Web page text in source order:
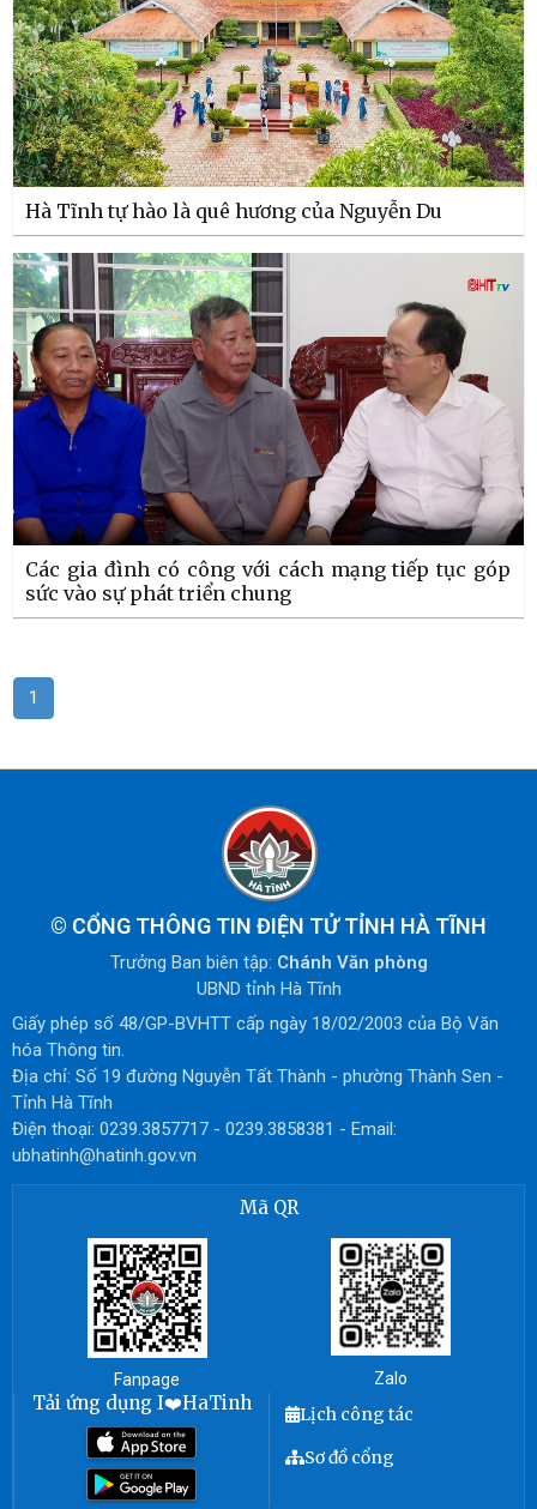
Hà Tĩnh tự hào là quê hương của Nguyễn Du
Các gia đình có công với cách mạng tiếp tục góp
sức vào sự phát triển chung
1
© CỔNG THÔNG TIN ĐIỆN TỬ TỈNH HÀ TĨNH
Trưởng Ban biên tập: Chánh Văn phòng
UBND tỉnh Hà Tĩnh
Giấy phép số 48/GP-BVHTT cấp ngày 18/02/2003 của Bộ Văn
hóa Thông tin.
Địa chỉ: Số 19 đường Nguyễn Tất Thành - phường Thành Sen -
Tỉnh Hà Tĩnh
Điện thoại: 0239.3857717 - 0239.3858381 - Email:
ubhatinh@hatinh.gov.vn
Mã QR
Fanpage Zalo
Tải ứng dụng I❤️HaTinh
Lịch công tác
Sơ đồ cổng